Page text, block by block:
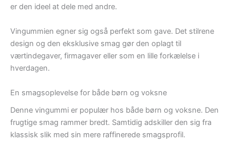
er den ideel at dele med andre.
Vingummien egner sig også perfekt som gave. Det stilrene
design og den eksklusive smag gør den oplagt til
værtindegaver, firmagaver eller som en lille forkælelse i
hverdagen.
En smagsoplevelse for både børn og voksne
Denne vingummi er populær hos både børn og voksne. Den
frugtige smag rammer bredt. Samtidig adskiller den sig fra
klassisk slik med sin mere raffinerede smagsprofil.